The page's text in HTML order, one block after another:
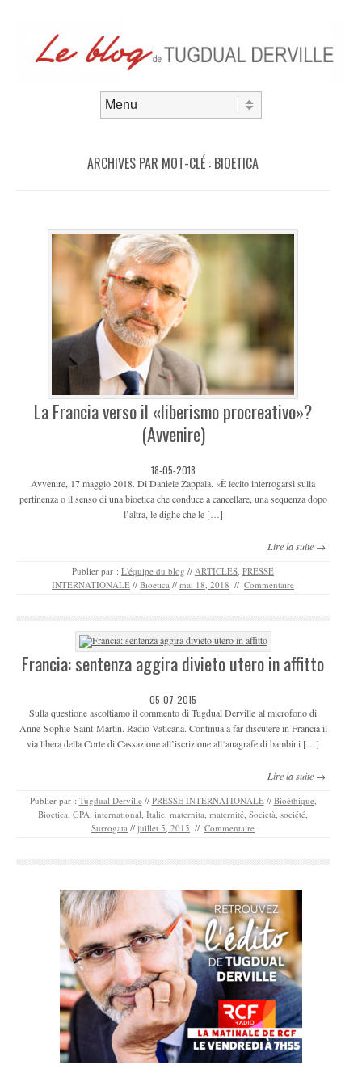
ARCHIVES PAR MOT-CLÉ : BIOETICA
La Francia verso il «liberismo procreativo»?
(Avvenire)
18-05-2018
Avvenire, 17 maggio 2018. Di Daniele Zappalà. «È lecito interrogarsi sulla
pertinenza o il senso di una bioetica che conduce a cancellare, una sequenza dopo
l’altra, le dighe che le […]
Lire la suite →
Publier par : L'équipe du blog // ARTICLES PRESSE
INTERNATIONALE // Bioetica // mai 18, 2018 // Commentaire
Francia: sentenza aggira divieto utero in affitto
05-07-2015
Sulla questione ascoltiamo il commento di Tugdual Derville al microfono di
Anne-Sophie Saint-Martin. Radio Vaticana. Continua a far discutere in Francia il
via libera della Corte di Cassazione all’iscrizione all‘anagrafe di bambini […]
Lire la suite →
Publier par : Tugdual Derville // PRESSE INTERNATIONALE // Bioéthique,
Bioetica GPA international Italie maternita maternité Società société
Surrogata // juillet 5, 2015 // Commentaire